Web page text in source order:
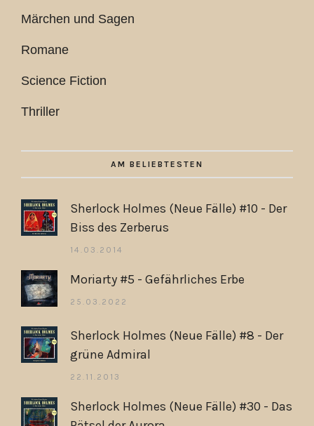
Märchen und Sagen
Romane
Science Fiction
Thriller
AM BELIEBTESTEN
Sherlock Holmes (Neue Fälle) #10 - Der
Biss des Zerberus
14.03.2014
Moriarty #5 - Gefährliches Erbe
25.03.2022
Sherlock Holmes (Neue Fälle) #8 - Der
grüne Admiral
22.11.2013
Sherlock Holmes (Neue Fälle) #30 - Das